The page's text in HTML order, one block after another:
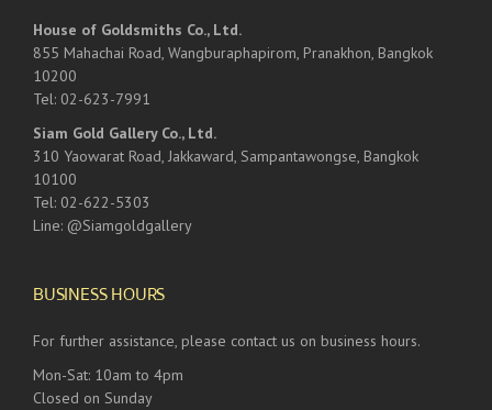
House of Goldsmiths Co., Ltd.
855 Mahachai Road, Wangburaphapirom, Pranakhon, Bangkok
10200
Tel: 02-623-7991
Siam Gold Gallery Co., Ltd.
310 Yaowarat Road, Jakkaward, Sampantawongse, Bangkok
10100
Tel: 02-622-5303
Line: @Siamgoldgallery
BUSINESS HOURS
For further assistance, please contact us on business hours.
Mon-Sat: 10am to 4pm
Closed on Sunday